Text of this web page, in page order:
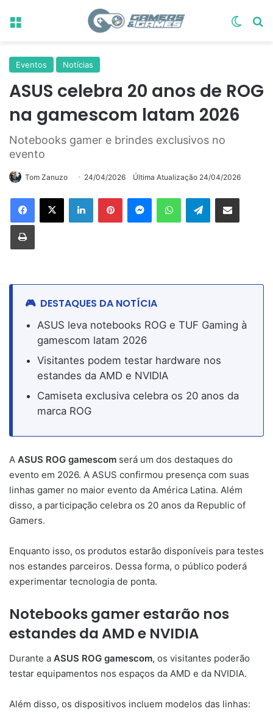
Menu
Eventos Notícias
ASUS celebra 20 anos de ROG
na gamescom latam 2026
Notebooks gamer e brindes exclusivos no
evento
Tom Zanuzo 24/04/2026 Última Atualização 24/04/2026
LinkedinPinterestMessengerWhatsAppTelegramCompartilhar via e-mail
Imprimir
DESTAQUES DA NOTÍCIA
ASUS leva notebooks ROG e TUF Gaming à
gamescom latam 2026
Visitantes podem testar hardware nos
estandes da AMD e NVIDIA
Camiseta exclusiva celebra os 20 anos da
marca ROG
A ASUS ROG gamescom será um dos destaques do
evento em 2026. A ASUS confirmou presença com suas
linhas gamer no maior evento da América Latina. Além
disso, a participação celebra os 20 anos da Republic of
Gamers.
Enquanto isso, os produtos estarão disponíveis para testes
nos estandes parceiros. Dessa forma, o público poderá
experimentar tecnologia de ponta.
Notebooks gamer estarão nos
estandes da AMD e NVIDIA
Durante a ASUS ROG gamescom, os visitantes poderão
testar equipamentos nos espaços da AMD e da NVIDIA.
Além disso, os dispositivos incluem modelos das linhas: